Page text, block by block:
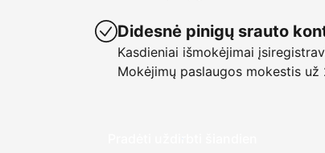
Didesnė pinigų srauto
Kasdieniai išmokėjimai
Mokėjimų paslaugos mokestis už
Pradėti uždirbti šiandien